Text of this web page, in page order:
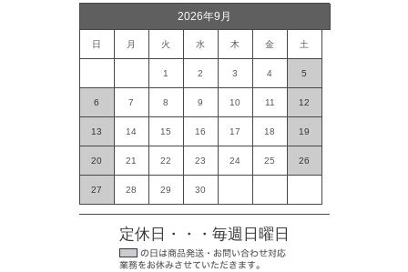
2026年9月
日 月 火 水 木 金 土
1 2 3 4 5
6 7 8 9 10 11 12
13 14 15 16 17 18 19
20 21 22 23 24 25 26
27 28 29 30
定休日・・・毎週日曜日